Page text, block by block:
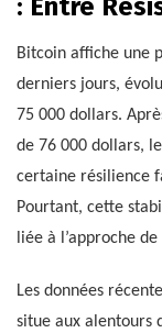
: Entre
Bitcoin affiche une
derniers jours,
75 000 dollars.
de 76 000 dollars,
certaine résilience
Pourtant, cette
liée à l’approche de
Les données
situe aux alentours